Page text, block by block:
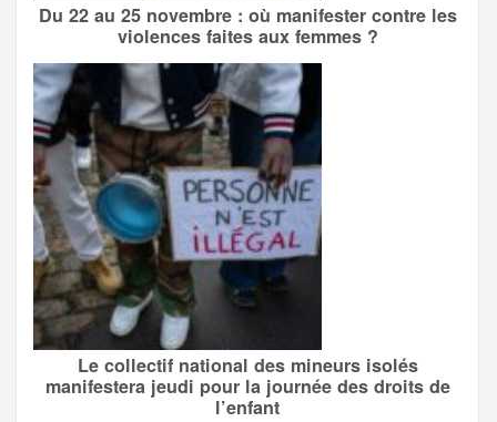
Du 22 au 25 novembre : où manifester contre les
violences faites aux femmes ?
Le collectif national des mineurs isolés
manifestera jeudi pour la journée des droits de
l’enfant